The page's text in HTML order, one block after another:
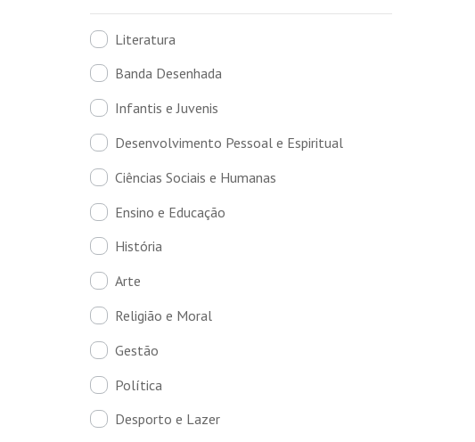
Literatura
Banda Desenhada
Infantis e Juvenis
Desenvolvimento Pessoal e Espiritual
Ciências Sociais e Humanas
Ensino e Educação
História
Arte
Religião e Moral
Gestão
Política
Desporto e Lazer